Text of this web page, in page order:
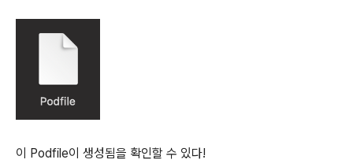
이 Podfile이 생성됨을 확인할 수 있다!